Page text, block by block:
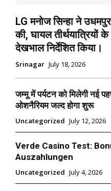
LG मनोज सिन्हा ने उधमपुर
की, घायल तीर्थयात्रियों के
देखभाल निर्देशित किया।
Srinagar July 18, 2026
जम्मू में पर्यटन को मिलेगी नई
ओशनैरियम जल्द होगा शुरू
Uncategorized July 12, 2026
Verde Casino Test:
Auszahlungen
Uncategorized July 4, 2026